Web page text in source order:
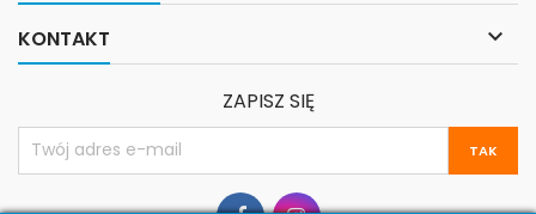
KONTAKT 
ZAPISZ SIĘ